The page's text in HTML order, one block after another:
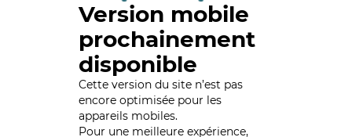
Version mobile
prochainement
disponible
Cette version du site n’est pas
encore optimisée pour les
appareils mobiles.
Pour une meilleure expérience,